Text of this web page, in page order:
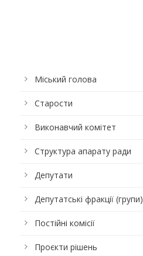
Міський голова
Старости
Виконавчий комітет
Структура апарату ради
Депутати
Депутатські фракції (групи)
Постійні комісії
Проєкти рішень